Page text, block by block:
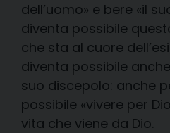
dell’uomo» e bere «il
diventa possibile
che sta al cuore
diventa possibile
suo discepolo: anche
possibile «vivere per
vita che viene da Dio.